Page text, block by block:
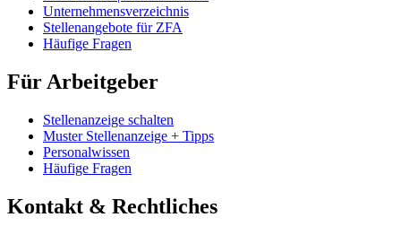
Unternehmensverzeichnis
Stellenangebote für ZFA
Häufige Fragen
Für Arbeitgeber
Stellenanzeige schalten
Muster Stellenanzeige + Tipps
Personalwissen
Häufige Fragen
Kontakt & Rechtliches